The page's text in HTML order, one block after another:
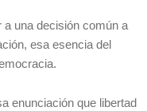
a una decisión común a
esa esencia del
enunciación que libertad